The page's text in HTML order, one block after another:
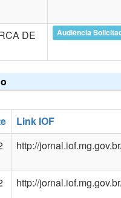
DE
Audiência
Link IOF
http://
http://